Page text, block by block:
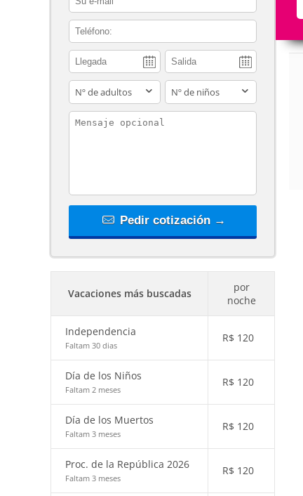
contact_phone
adults children
contact_message
Pedir cotización →
Vacaciones más buscadas
por
noche
Independencia
Faltam 30 dias
R$ 120
Día de los Niños
Faltam 2 meses
R$ 120
Día de los Muertos
Faltam 3 meses
R$ 120
Proc. de la República 2026
Faltam 3 meses
R$ 120